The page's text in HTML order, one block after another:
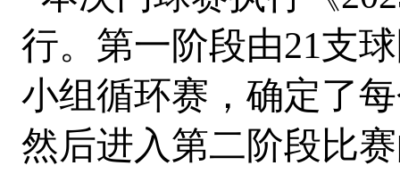
行。第一阶段由21支
小组循环赛，确定了
然后进入第二阶段比